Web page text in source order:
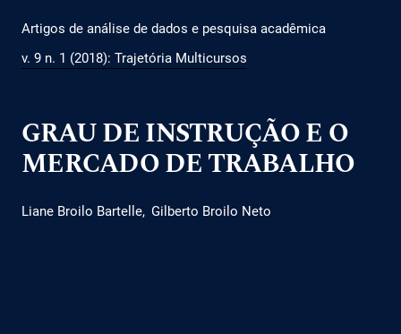
Artigos de análise de dados e pesquisa acadêmica
v. 9 n. 1 (2018): Trajetória Multicursos
GRAU DE INSTRUÇÃO E O
MERCADO DE TRABALHO
Liane Broilo Bartelle Gilberto Broilo Neto